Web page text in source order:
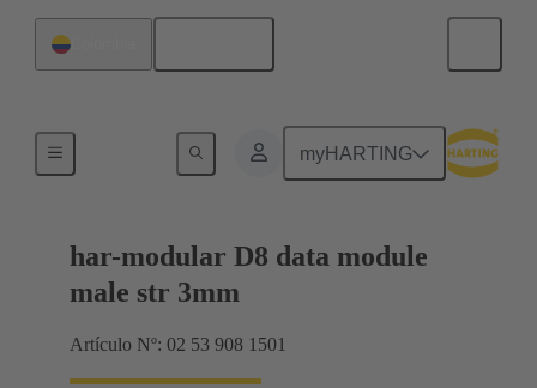
myHARTING
har-modular D8 data module
male str 3mm
Artículo Nº: 02 53 908 1501